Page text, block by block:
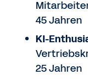
45 Jahren
KI-
25 Jahren